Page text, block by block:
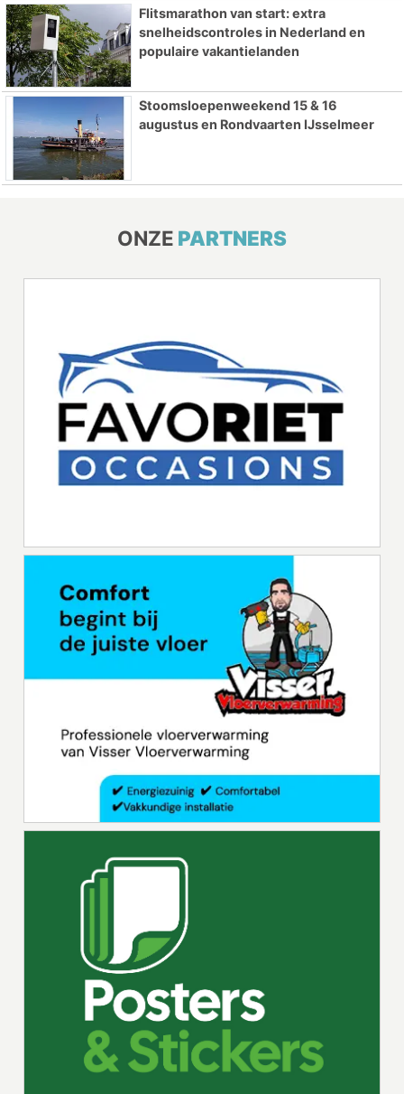
Flitsmarathon van start: extra
snelheidscontroles in Nederland en
populaire vakantielanden
Stoomsloepenweekend 15 & 16
augustus en Rondvaarten IJsselmeer
ONZE PARTNERS